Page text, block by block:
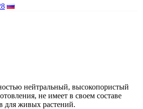
нейтральный, высокопористый
не имеет в своем составе
для живых растений.